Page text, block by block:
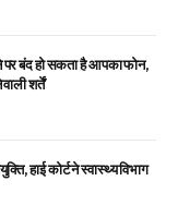
बंद हो सकता है आपका फोन,
शर्तें
हाई कोर्ट ने स्वास्थ्य विभाग